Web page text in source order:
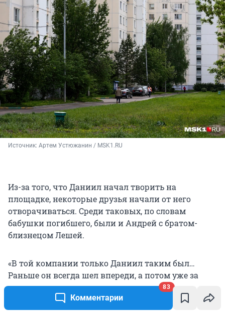
Комментарии
83
Источник: Артем Устюжанин / MSK1.RU
Из-за того, что Даниил начал творить на
площадке, некоторые друзья начали от него
отворачиваться. Среди таковых, по словам
бабушки погибшего, были и Андрей с братом-
близнецом Лешей.
«В той компании только Даниил таким был…
Раньше он всегда шел впереди, а потом уже за
всеми, — плача рассказывала Людмила. — А
Андрюшке его было жалко. И вот он был как бы с
ним. Он у нас такой парень добрый был. Ой,